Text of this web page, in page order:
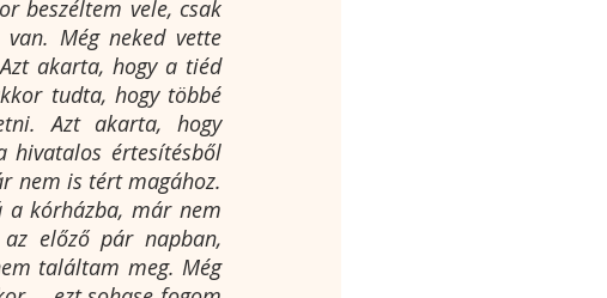
beszéltem vele, csak
Még neked vette
akarta, hogy a tiéd
tudta, hogy többé
Azt akarta, hogy
hivatalos értesítésből
nem is tért magához.
kórházba, már nem
előző pár napban,
találtam meg. Még